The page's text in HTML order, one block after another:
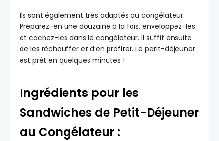
Ils sont également très adaptés au congélateur.
Préparez-en une douzaine à la fois, enveloppez-les
et cachez-les dans le congélateur. Il suffit ensuite
de les réchauffer et d’en profiter. Le petit-déjeuner
est prêt en quelques minutes !
Ingrédients pour les
Sandwiches de Petit-Déjeuner
au Congélateur :